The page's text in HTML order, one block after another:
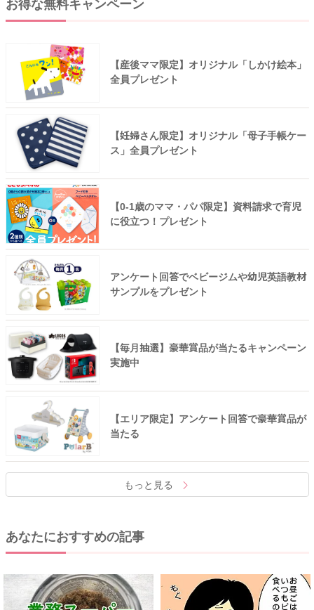
お得な無料キャンペーン
【産後ママ限定】オリジナル「しかけ絵本」
全員プレゼント
【妊婦さん限定】オリジナル「母子手帳ケー
ス」全員プレゼント
【0-1歳のママ・パパ限定】資料請求で育児
に役立つ！プレゼント
アンケート回答でベビージムや幼児英語教材
サンプルをプレゼント
【毎月抽選】豪華賞品が当たるキャンペーン
実施中
【エリア限定】アンケート回答で豪華賞品が
当たる
もっと見る
あなたにおすすめの記事